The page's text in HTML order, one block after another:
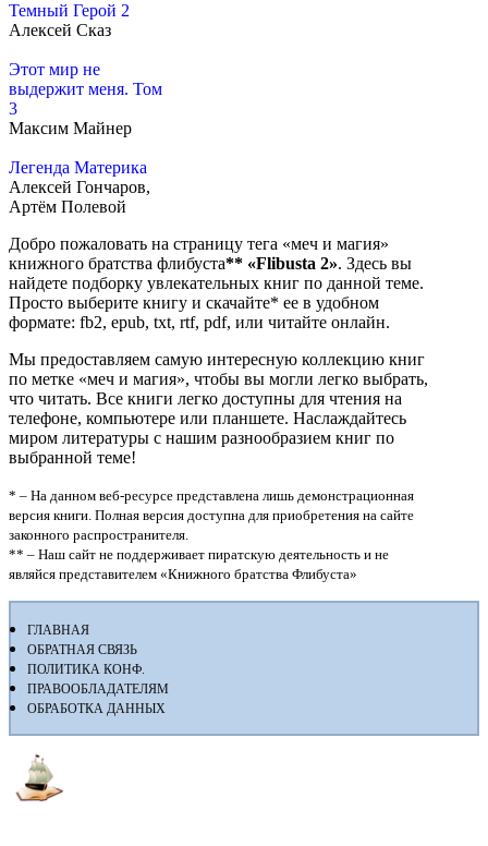
Темный Герой 2
Алексей Сказ
Этот мир не
выдержит меня. Том
3
Максим Майнер
Легенда Материка
Алексей Гончаров,
Артём Полевой
Добро пожаловать на страницу тега «меч и магия»
книжного братства флибуста** «Flibusta 2». Здесь вы
найдете подборку увлекательных книг по данной теме.
Просто выберите книгу и скачайте* ее в удобном
формате: fb2, epub, txt, rtf, pdf, или читайте онлайн.
Мы предоставляем самую интересную коллекцию книг
по метке «меч и магия», чтобы вы могли легко выбрать,
что читать. Все книги легко доступны для чтения на
телефоне, компьютере или планшете. Наслаждайтесь
миром литературы с нашим разнообразием книг по
выбранной теме!
* – На данном веб-ресурсе представлена лишь демонстрационная
версия книги. Полная версия доступна для приобретения на сайте
законного распространителя.
** – Наш сайт не поддерживает пиратскую деятельность и не
являйся представителем «Книжного братства Флибуста»
ГЛАВНАЯ
ОБРАТНАЯ СВЯЗЬ
ПОЛИТИКА КОНФ.
ПРАВООБЛАДАТЕЛЯМ
ОБРАБОТКА ДАННЫХ